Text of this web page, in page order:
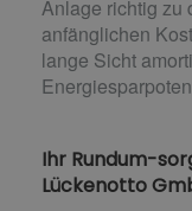
Anlage richtig zu
anfänglichen
lange Sicht
Ihr Rundum-
Lückenotto